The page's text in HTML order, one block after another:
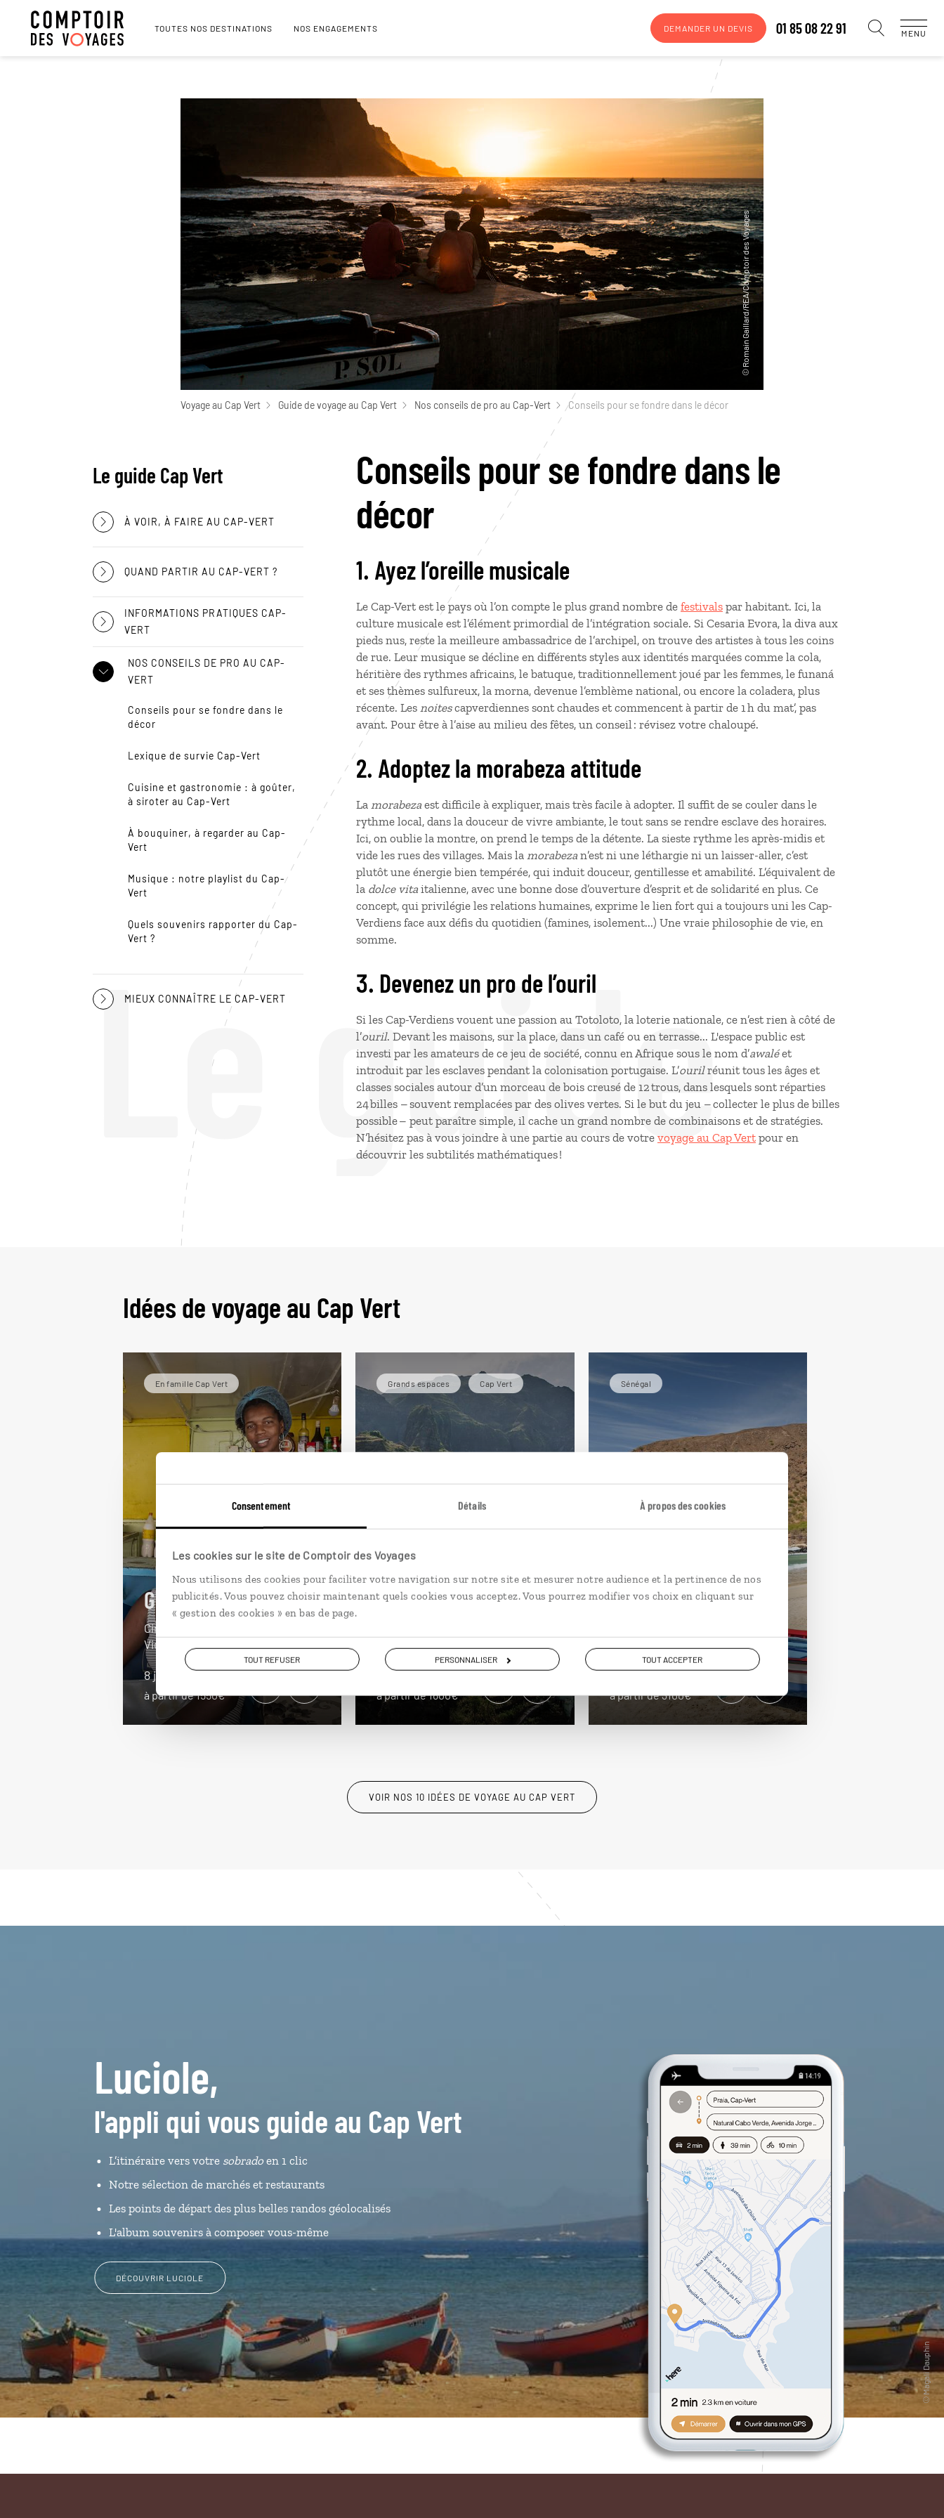
Consentement Détails À propos des cookies
Les cookies sur le site de Comptoir des Voyages
Nous utilisons des cookies pour faciliter votre navigation sur notre site et mesurer notre audience et la pertinence de nos
publicités. Vous pouvez choisir maintenant quels cookies vous acceptez. Vous pourrez modifier vos choix en cliquant sur
« gestion des cookies » en bas de page.
TOUT REFUSER PERSONNALISER TOUT ACCEPTER
TOUTES NOS DESTINATIONS NOS ENGAGEMENTS DEMANDER UN DEVIS 01 85 08 22 91 MENU
Voyage au Cap Vert Guide de voyage au Cap Vert Nos conseils de pro au Cap-Vert Conseils pour se fondre dans le décor
Le guide
Le guide Cap Vert
À VOIR, À FAIRE AU CAP-VERT
QUAND PARTIR AU CAP-VERT ?
INFORMATIONS PRATIQUES CAP-
VERT
NOS CONSEILS DE PRO AU CAP-
VERT
Conseils pour se fondre dans le
décor
Lexique de survie Cap-Vert
Cuisine et gastronomie : à goûter,
à siroter au Cap-Vert
À bouquiner, à regarder au Cap-
Vert
Musique : notre playlist du Cap-
Vert
Quels souvenirs rapporter du Cap-
Vert ?
MIEUX CONNAÎTRE LE CAP-VERT
Conseils pour se fondre dans le
décor
1. Ayez l’oreille musicale
Le Cap-Vert est le pays où l’on compte le plus grand nombre de festivals par habitant. Ici, la
culture musicale est l’élément primordial de l’intégration sociale. Si Cesaria Evora, la diva aux
pieds nus, reste la meilleure ambassadrice de l’archipel, on trouve des artistes à tous les coins
de rue. Leur musique se décline en différents styles aux identités marquées comme la cola,
héritière des rythmes africains, le batuque, traditionnellement joué par les femmes, le funaná
et ses thèmes sulfureux, la morna, devenue l’emblème national, ou encore la coladera, plus
récente. Les noitescapverdiennes sont chaudes et commencent à partir de 1 h du mat’, pas
avant. Pour être à l’aise au milieu des fêtes, un conseil : révisez votre chaloupé.
2. Adoptez la morabeza attitude
La morabeza est difficile à expliquer, mais très facile à adopter. Il suffit de se couler dans le
rythme local, dans la douceur de vivre ambiante, le tout sans se rendre esclave des horaires.
Ici, on oublie la montre, on prend le temps de la détente. La sieste rythme les après-midis et
vide les rues des villages. Mais la morabeza n’est ni une léthargie ni un laisser-aller, c’est
plutôt une énergie bien tempérée, qui induit douceur, gentillesse et amabilité. L’équivalent de
la dolce vita italienne, avec une bonne dose d’ouverture d’esprit et de solidarité en plus. Ce
concept, qui privilégie les relations humaines, exprime le lien fort qui a toujours uni les Cap-
Verdiens face aux défis du quotidien (famines, isolement...) Une vraie philosophie de vie, en
somme.
3. Devenez un pro de l’ouril
Si les Cap-Verdiens vouent une passion au Totoloto, la loterie nationale, ce n’est rien à côté de
l’ouril. Devant les maisons, sur la place, dans un café ou en terrasse... L'espace public est
investi par les amateurs de ce jeu de société, connu en Afrique sous le nom d’awaléet
introduit par les esclaves pendant la colonisation portugaise. L’ourilréunit tous les âges et
classes sociales autour d’un morceau de bois creusé de 12 trous, dans lesquels sont réparties
24 billes – souvent remplacées par des olives vertes. Si le but du jeu – collecter le plus de billes
possible – peut paraître simple, il cache un grand nombre de combinaisons et de stratégies.
N’hésitez pas à vous joindre à une partie au cours de votre voyage au Cap Vert pour en
découvrir les subtilités mathématiques !
Idées de voyage au Cap Vert
En famille Cap Vert
Génération Cap-Vert
Circuit famille sur les îles de São
Vicente, Santo Antão et Sal.
8 jours / 7 nuits
à partir de 1550€
Grands espaces Cap Vert
Santo Antão,
l’intégrale
8 jours / 7 nuits
à partir de 1600€
Sénégal
le Cap-Vert
16 jours / 15 nuits
à partir de 3100€
VOIR NOS 10 IDÉES DE VOYAGE AU CAP VERT
Luciole,
l'appli qui vous guide au Cap Vert
L’itinéraire vers votre sobradoen 1 clic
Notre sélection de marchés et restaurants
Les points de départ des plus belles randos géolocalisés
L'album souvenirs à composer vous-même
DÉCOUVRIR LUCIOLE